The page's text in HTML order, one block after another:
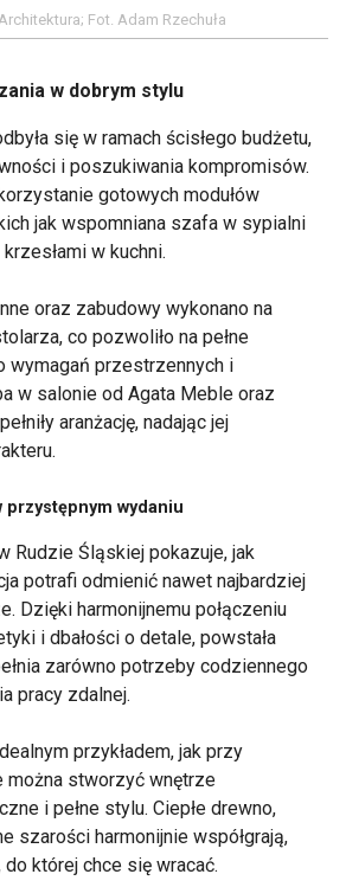
Fot. Adam Rzechuła
w dobrym stylu
się w ramach ścisłego budżetu,
i poszukiwania kompromisów.
gotowych modułów
jak wspomniana szafa w sypialni
w kuchni.
oraz zabudowy wykonano na
co pozwoliło na pełne
wymagań przestrzennych i
w salonie od Agata Meble oraz
aranżację, nadając jej
przystępnym wydaniu
Rudzie Śląskiej pokazuje, jak
potrafi odmienić nawet najbardziej
Dzięki harmonijnemu połączeniu
i dbałości o detale, powstała
zarówno potrzeby codziennego
pracy zdalnej.
przykładem, jak przy
można stworzyć wnętrze
i pełne stylu. Ciepłe drewno,
szarości harmonijnie współgrają,
której chce się wracać.